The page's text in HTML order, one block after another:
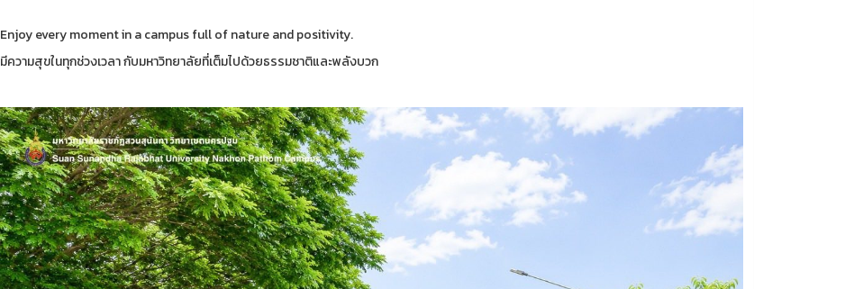
Enjoy every moment in a campus full of nature and positivity.
มีความสุขในทุกช่วงเวลา กับมหาวิทยาลัยที่เต็มไปด้วยธรรมชาติและพลังบวก